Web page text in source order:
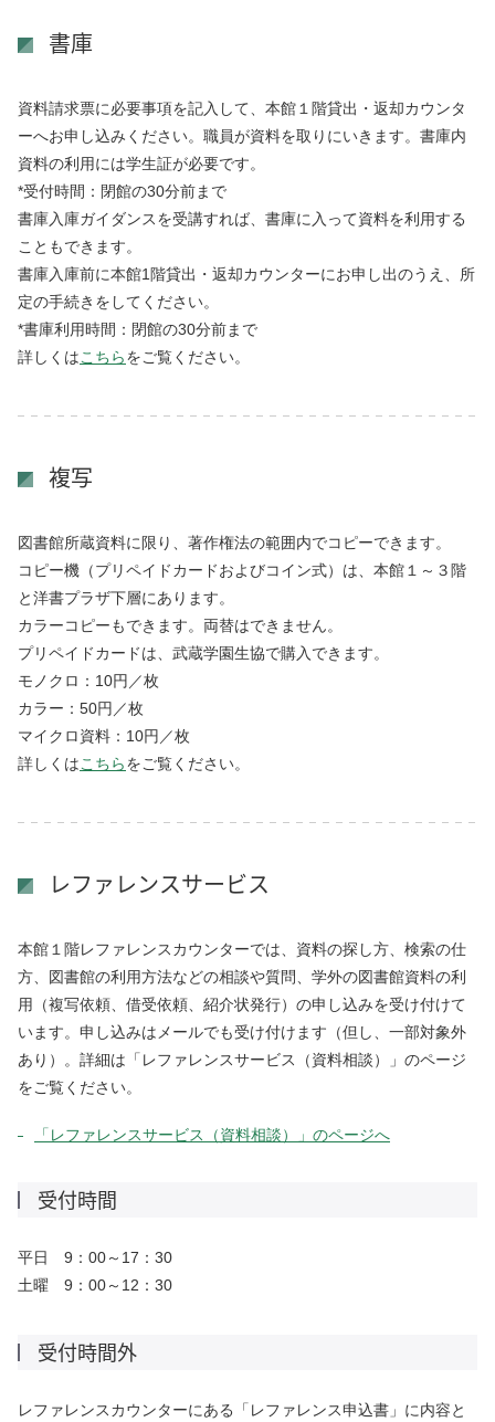
書庫
資料請求票に必要事項を記入して、本館１階貸出・返却カウンタ
ーへお申し込みください。職員が資料を取りにいきます。書庫内
資料の利用には学生証が必要です。
*受付時間：閉館の30分前まで
書庫入庫ガイダンスを受講すれば、書庫に入って資料を利用する
こともできます。
書庫入庫前に本館1階貸出・返却カウンターにお申し出のうえ、所
定の手続きをしてください。
*書庫利用時間：閉館の30分前まで
詳しくはこちらをご覧ください。
複写
図書館所蔵資料に限り、著作権法の範囲内でコピーできます。
コピー機（プリペイドカードおよびコイン式）は、本館１～３階
と洋書プラザ下層にあります。
カラーコピーもできます。両替はできません。
プリペイドカードは、武蔵学園生協で購入できます。
モノクロ：10円／枚
カラー：50円／枚
マイクロ資料：10円／枚
詳しくはこちらをご覧ください。
レファレンスサービス
本館１階レファレンスカウンターでは、資料の探し方、検索の仕
方、図書館の利用方法などの相談や質問、学外の図書館資料の利
用（複写依頼、借受依頼、紹介状発行）の申し込みを受け付けて
います。申し込みはメールでも受け付けます（但し、一部対象外
あり）。詳細は「レファレンスサービス（資料相談）」のページ
をご覧ください。
「レファレンスサービス（資料相談）」のページへ
受付時間
平日 9：00～17：30
土曜 9：00～12：30
受付時間外
レファレンスカウンターにある「レファレンス申込書」に内容と